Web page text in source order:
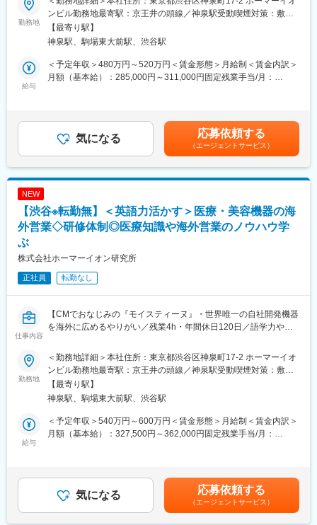
し、社内でキャリアを築いてきた実績があります
■部門のミッション：
以下を実行を通じて、センシング事業を中長期にかけて1,000億円
規模に事業体に成長させる。
（1）成長領域
・ KMI技術関連部門と連携した、センシング技術資産を活用した
事業開発
・ インダストリー強化領域の事業群と連携した事業開発の推進
変更の範囲：会社の定める業務
■業務概要
当社が独自に開発した医療・美容機器を、海外市場に展開するた
めの代理店営業を担当していただきます。国内外で高い評価を受
ける製品を世界中の医療現場へ届けるため、現地の代理店と連携
しながら販路拡大・販売促進活動を推進する役割です。ブランド
の海外展開プロデューサーとして、製品の魅力を伝え市場を創造
するポジションとなります。
・海外向け展示会（年4回程度）への出展、現地企業との商談およ
び新規代理店開拓（反響営業）
・展示会来場者から興味を持った海外企業と商談を進め、販売代
施策の立案・実行
・海外パートナーとの良好な関係構築、現地市場や顧客要望の情
■扱うサービス
■業務の魅力
な営業経験が積めます。新規市場開拓や既存代理店の成長支援な
ど、多様な挑戦が可能です。
■教育体制
営業未経験者も活躍中。OJTや研修支援制度が充実しており、専
門知識や語学力も現場で身につけられます。
■就業環境
など福利厚生も充実。
■会社の魅力：
勤務地
ンビル勤務地最寄駅：京王井の頭線／神泉駅受動喫煙対策：敷地
内喫煙可能場所あり
【最寄り駅】
神泉駅、駒場東大前駅、渋谷駅
給与
＜予定年収＞480万円～520万円＜賃金形態＞月給制＜賃金内訳＞
月額（基本給）：285,000円～311,000円固定残業手当/月：
賞与：年3回(7月/12月/3月(期末賞与)支給 合計実績5.5か月分)※
実績次第で変動■昇給：年1回(4月)賃金はあくまでも目安の金額で
あり、選考を通じて上下する可能性があります。月給(月額)は固定
手当を含めた表記です。
気になる 応募依頼する
（エージェントサービス）
NEW
【渋谷※転勤無】＜英語力活かす＞医療・美容機器の海
外営業◇研修体制◎医療知識や海外営業のノウハウ学
ぶ
株式会社ホーマーイオン研究所
正社員 転勤なし
仕事内容
【CMでおなじみの『モイスティーヌ』・世界唯一の自社開発機器
を海外に広めるやりがい／残業4h・年間休日120日／語学力や営
■業務概要
当社が独自に開発した医療・美容機器を、海外市場に展開するた
めの代理店営業を担当していただきます。国内外で高い評価を受
ける製品を世界中の医療現場へ届けるため、現地の代理店と連携
しながら販路拡大・販売促進活動を推進する役割です。ブランド
の海外展開プロデューサーとして、製品の魅力を伝え市場を創造
するポジションとなります。
・海外向け展示会（年4回程度）への出展、現地企業との商談およ
び新規代理店開拓（反響営業）
・展示会来場者から興味を持った海外企業と商談を進め、販売代
勤務地
＜勤務地詳細＞本社住所：東京都渋谷区神泉町17-2 ホーマーイオ
ンビル勤務地最寄駅：京王井の頭線／神泉駅受動喫煙対策：敷地
内喫煙可能場所あり変更の範囲：会社の定める事業所（リモート
ワーク含む）
【最寄り駅】
神泉駅、駒場東大前駅、渋谷駅
給与
＜予定年収＞540万円～600万円＜賃金形態＞月給制＜賃金内訳＞
月額（基本給）：327,500円～362,000円固定残業手当/月：
賞与：年3回(7月/12月/3月(期末賞与)支給 合計実績5.5か月分)※
実績次第で変動■昇給：年1回(4月)賃金はあくまでも目安の金額で
あり、選考を通じて上下する可能性があります。月給(月額)は固定
手当を含めた表記です。
気になる 応募依頼する
（エージェントサービス）